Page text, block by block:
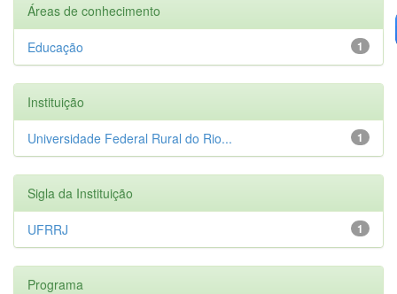
Áreas de conhecimento
1
Educação
Instituição
1
Universidade Federal Rural do Rio...
Sigla da Instituição
1
UFRRJ
Programa